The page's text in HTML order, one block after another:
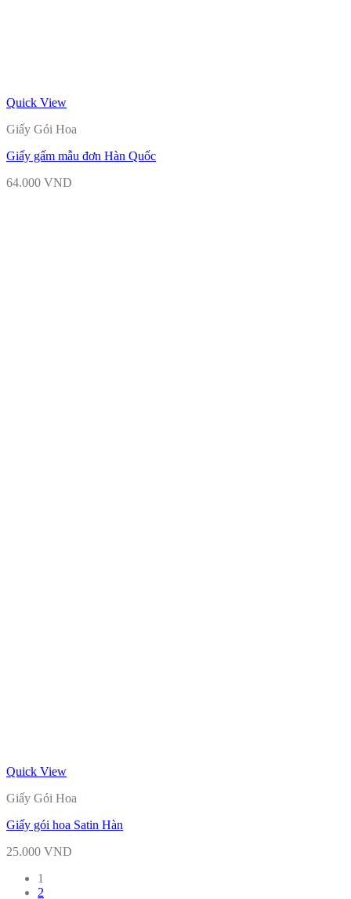
Quick View
Giấy Gói Hoa
Giấy gấm mẫu đơn Hàn Quốc
64.000 VND
Quick View
Giấy Gói Hoa
Giấy gói hoa Satin Hàn
25.000 VND
1
2